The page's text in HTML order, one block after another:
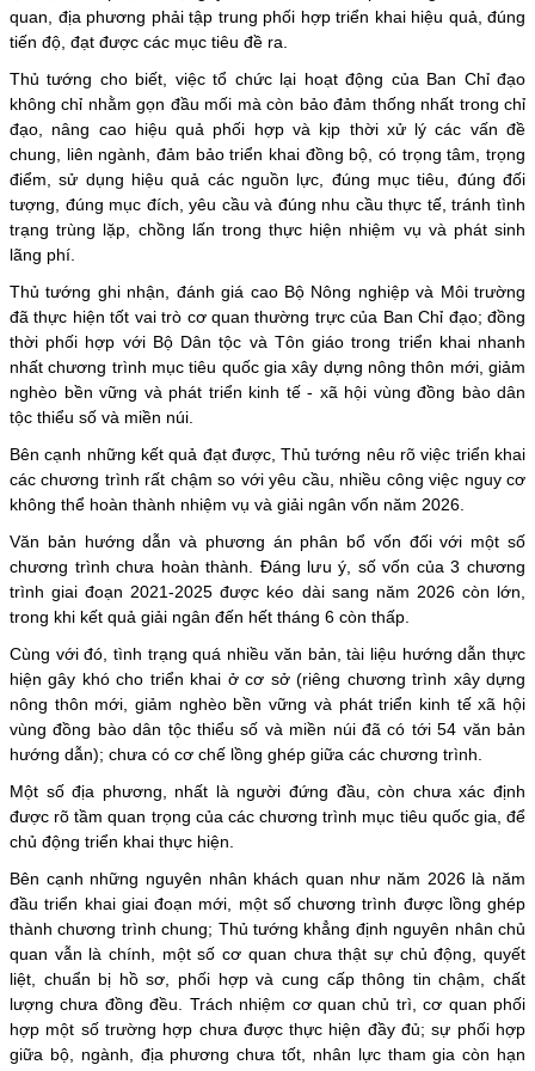
quan, địa phương phải tập trung phối hợp triển khai hiệu quả, đúng
tiến độ, đạt được các mục tiêu đề ra.
Thủ tướng cho biết, việc tổ chức lại hoạt động của Ban Chỉ đạo
không chỉ nhằm gọn đầu mối mà còn bảo đảm thống nhất trong chỉ
đạo, nâng cao hiệu quả phối hợp và kịp thời xử lý các vấn đề
chung, liên ngành, đảm bảo triển khai đồng bộ, có trọng tâm, trọng
điểm, sử dụng hiệu quả các nguồn lực, đúng mục tiêu, đúng đối
tượng, đúng mục đích, yêu cầu và đúng nhu cầu thực tế, tránh tình
trạng trùng lặp, chồng lấn trong thực hiện nhiệm vụ và phát sinh
lãng phí.
Thủ tướng ghi nhận, đánh giá cao Bộ Nông nghiệp và Môi trường
đã thực hiện tốt vai trò cơ quan thường trực của Ban Chỉ đạo; đồng
thời phối hợp với Bộ Dân tộc và Tôn giáo trong triển khai nhanh
nhất chương trình mục tiêu quốc gia xây dựng nông thôn mới, giảm
nghèo bền vững và phát triển kinh tế - xã hội vùng đồng bào dân
tộc thiểu số và miền núi.
Bên cạnh những kết quả đạt được, Thủ tướng nêu rõ việc triển khai
các chương trình rất chậm so với yêu cầu, nhiều công việc nguy cơ
không thể hoàn thành nhiệm vụ và giải ngân vốn năm 2026.
Văn bản hướng dẫn và phương án phân bổ vốn đối với một số
chương trình chưa hoàn thành. Đáng lưu ý, số vốn của 3 chương
trình giai đoạn 2021-2025 được kéo dài sang năm 2026 còn lớn,
trong khi kết quả giải ngân đến hết tháng 6 còn thấp.
Cùng với đó, tình trạng quá nhiều văn bản, tài liệu hướng dẫn thực
hiện gây khó cho triển khai ở cơ sở (riêng chương trình xây dựng
nông thôn mới, giảm nghèo bền vững và phát triển kinh tế xã hội
vùng đồng bào dân tộc thiểu số và miền núi đã có tới 54 văn bản
hướng dẫn); chưa có cơ chế lồng ghép giữa các chương trình.
Một số địa phương, nhất là người đứng đầu, còn chưa xác định
được rõ tầm quan trọng của các chương trình mục tiêu quốc gia, để
chủ động triển khai thực hiện.
Bên cạnh những nguyên nhân khách quan như năm 2026 là năm
đầu triển khai giai đoạn mới, một số chương trình được lồng ghép
thành chương trình chung; Thủ tướng khẳng định nguyên nhân chủ
quan vẫn là chính, một số cơ quan chưa thật sự chủ động, quyết
liệt, chuẩn bị hồ sơ, phối hợp và cung cấp thông tin chậm, chất
lượng chưa đồng đều. Trách nhiệm cơ quan chủ trì, cơ quan phối
hợp một số trường hợp chưa được thực hiện đầy đủ; sự phối hợp
giữa bộ, ngành, địa phương chưa tốt, nhân lực tham gia còn hạn